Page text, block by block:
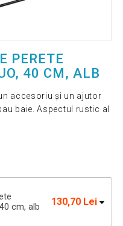
PERETE
40 CM, ALB
accesoriu și un ajutor
baie. Aspectul rustic al
cm, alb
130,70 Lei